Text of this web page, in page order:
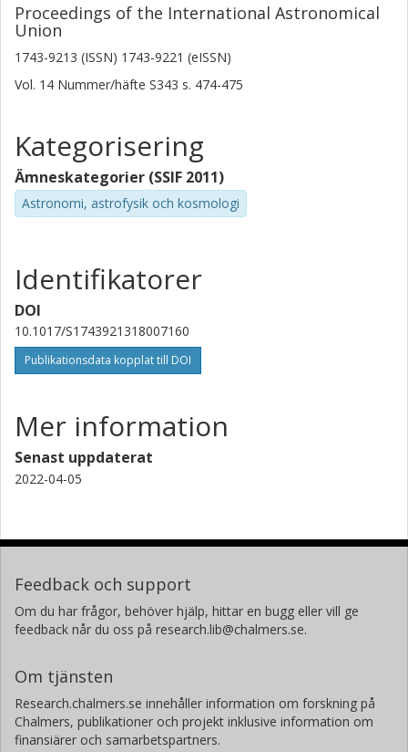
Proceedings of the International Astronomical
Union
1743-9213 (ISSN) 1743-9221 (eISSN)
Vol. 14 Nummer/häfte S343 s. 474-475
Kategorisering
Ämneskategorier (SSIF 2011)
Astronomi, astrofysik och kosmologi
Identifikatorer
DOI
10.1017/S1743921318007160
Publikationsdata kopplat till DOI
Mer information
Senast uppdaterat
2022-04-05
Feedback och support
Om du har frågor, behöver hjälp, hittar en bugg eller vill ge
feedback når du oss på research.lib@chalmers.se.
Om tjänsten
Research.chalmers.se innehåller information om forskning på
Chalmers, publikationer och projekt inklusive information om
finansiärer och samarbetspartners.